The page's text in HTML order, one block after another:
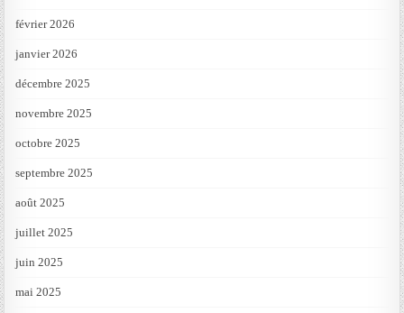
février 2026
janvier 2026
décembre 2025
novembre 2025
octobre 2025
septembre 2025
août 2025
juillet 2025
juin 2025
mai 2025